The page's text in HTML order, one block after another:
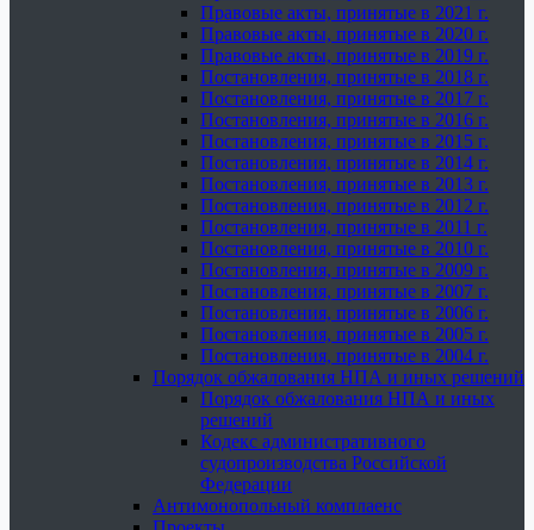
Правовые акты, принятые в 2021 г.
Правовые акты, принятые в 2020 г.
Правовые акты, принятые в 2019 г.
Постановления, принятые в 2018 г.
Постановления, принятые в 2017 г.
Постановления, принятые в 2016 г.
Постановления, принятые в 2015 г.
Постановления, принятые в 2014 г.
Постановления, принятые в 2013 г.
Постановления, принятые в 2012 г.
Постановления, принятые в 2011 г.
Постановления, принятые в 2010 г.
Постановления, принятые в 2009 г.
Постановления, принятые в 2007 г.
Постановления, принятые в 2006 г.
Постановления, принятые в 2005 г.
Постановления, принятые в 2004 г.
Порядок обжалования НПА и иных решений
Порядок обжалования НПА и иных
решений
Кодекс административного
судопроизводства Российской
Федерации
Антимонопольный комплаенс